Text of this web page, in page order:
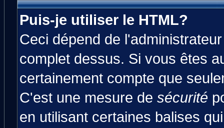
Puis-je utiliser le HTML?
Ceci dépend de
complet dessus. Si vous êtes
certainement compte que
C'est une mesure de sécurité
en utilisant certaines balises